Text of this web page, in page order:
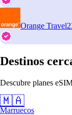
Orange Travel
Destinos
Descubre planes
🇲🇦
Marruecos